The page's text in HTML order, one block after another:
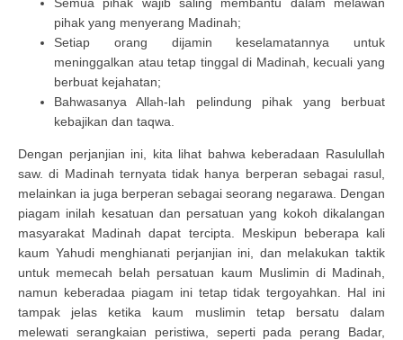
pihak yang menyerang Madinah;
Setiap orang dijamin keselamatannya untuk
meninggalkan atau tetap tinggal di Madinah, kecuali yang
berbuat kejahatan;
Bahwasanya Allah-lah pelindung pihak yang berbuat
kebajikan dan taqwa.
Dengan perjanjian ini, kita lihat bahwa keberadaan Rasulullah
saw. di Madinah ternyata tidak hanya berperan sebagai rasul,
melainkan ia juga berperan sebagai seorang negarawa. Dengan
piagam inilah kesatuan dan persatuan yang kokoh dikalangan
masyarakat Madinah dapat tercipta. Meskipun beberapa kali
kaum Yahudi menghianati perjanjian ini, dan melakukan taktik
untuk memecah belah persatuan kaum Muslimin di Madinah,
namun keberadaa piagam ini tetap tidak tergoyahkan. Hal ini
tampak jelas ketika kaum muslimin tetap bersatu dalam
melewati serangkaian peristiwa, seperti pada perang Badar,